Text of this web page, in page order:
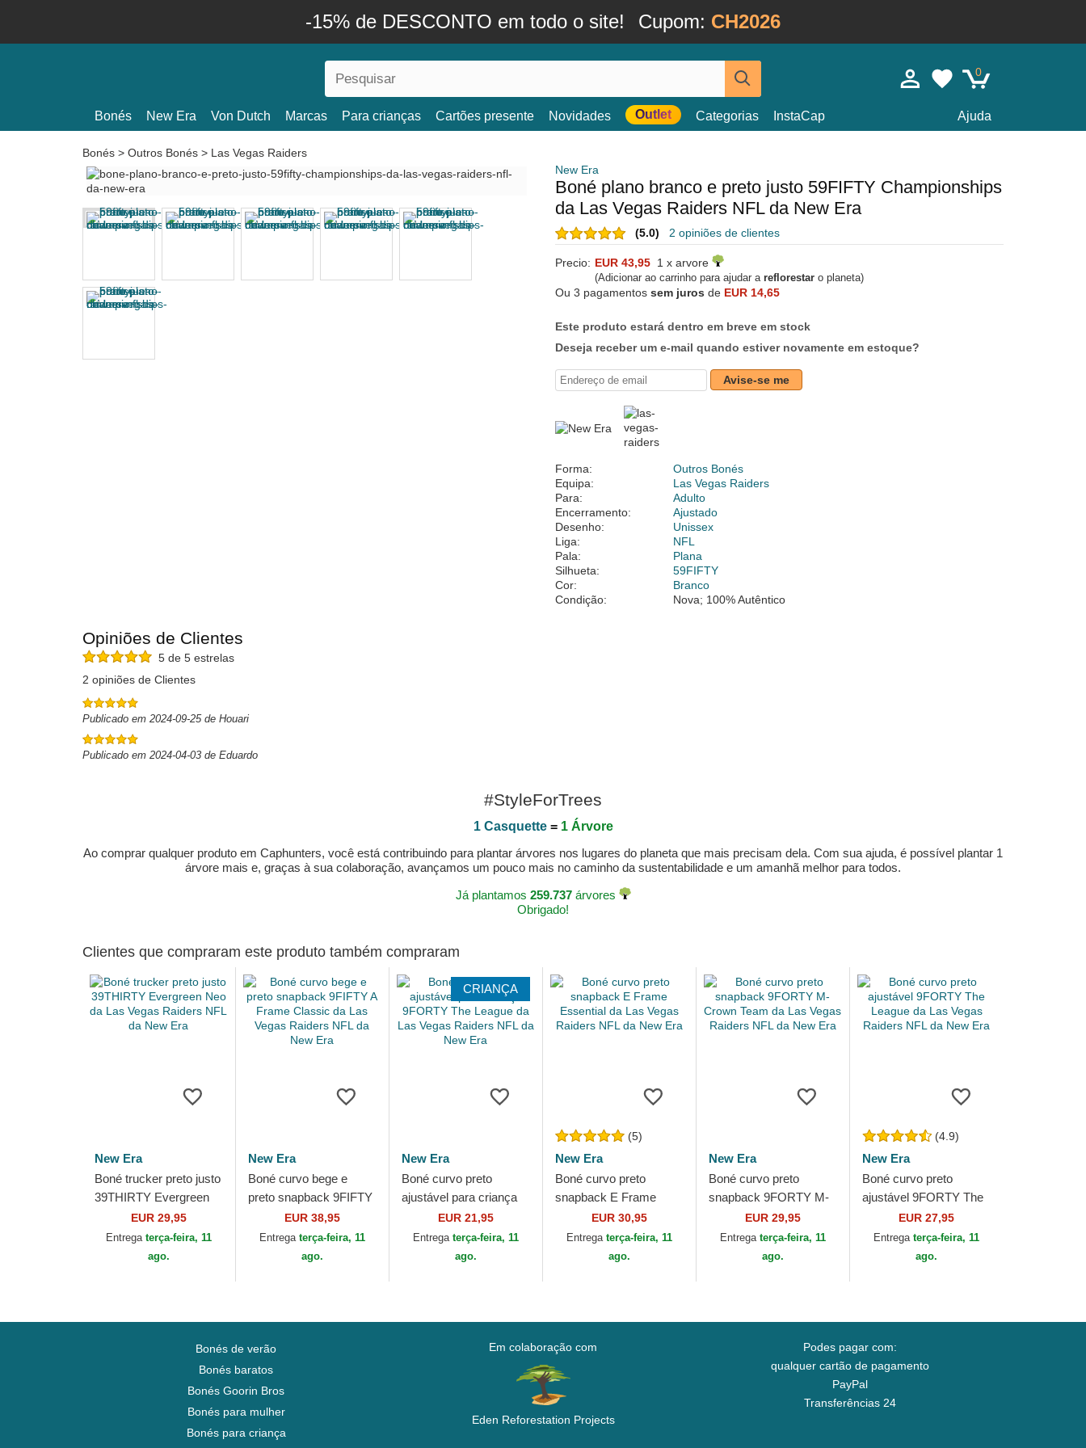
-15% de DESCONTO em todo o site! Cupom: CH2026
0
Bonés New Era Von Dutch Marcas Para crianças Cartões presente Novidades Outlet Categorias InstaCap Ajuda
Bonés > Outros Bonés > Las Vegas Raiders
New Era
Boné plano branco e preto justo 59FIFTY Championships
da Las Vegas Raiders NFL da New Era
(5.0) 2 opiniões de clientes
Precio: EUR 43,95 1 x arvore
(Adicionar ao carrinho para ajudar a reflorestar o planeta)
Ou 3 pagamentos sem juros de EUR 14,65
Este produto estará dentro em breve em stock
Deseja receber um e-mail quando estiver novamente em estoque?
Avise-se me
Forma:
Outros Bonés
Equipa:
Las Vegas Raiders
Para:
Adulto
Encerramento:
Ajustado
Desenho:
Unissex
Liga:
NFL
Pala:
Plana
Silhueta:
59FIFTY
Cor:
Branco
Condição:
Nova; 100% Autêntico
Opiniões de Clientes
5 de 5 estrelas
2 opiniões de Clientes
Publicado em 2024-09-25 de Houari
Publicado em 2024-04-03 de Eduardo
#StyleForTrees
1 Casquette= 1 Árvore
Ao comprar qualquer produto em Caphunters, você está contribuindo para plantar árvores nos lugares do planeta que mais precisam dela. Com sua ajuda, é possível plantar 1
árvore mais e, graças à sua colaboração, avançamos um pouco mais no caminho da sustentabilidade e um amanhã melhor para todos.
Já plantamos 259.737árvores
Obrigado!
Clientes que compraram este produto também compraram
New Era
Boné trucker preto justo
39THIRTY Evergreen
Neo da Las Vegas
Raiders NFL da New
EUR 29,95
Entrega terça-feira, 11
ago.
New Era
Boné curvo bege e
preto snapback 9FIFTY
A Frame Classic da Las
Vegas Raiders NFL da
EUR 38,95
Entrega terça-feira, 11
ago.
CRIANÇA
New Era
Boné curvo preto
ajustável para criança
9FORTY The League
da Las Vegas Raiders
NFL da New Era
EUR 21,95
Entrega terça-feira, 11
ago.
(5)
New Era
Boné curvo preto
snapback E Frame
Essential da Las Vegas
Raiders NFL da New
EUR 30,95
Entrega terça-feira, 11
ago.
New Era
Boné curvo preto
snapback 9FORTY M-
Crown Team da Las
Vegas Raiders NFL da
EUR 29,95
Entrega terça-feira, 11
ago.
(4.9)
New Era
Boné curvo preto
ajustável 9FORTY The
League da Las Vegas
Raiders NFL da New
EUR 27,95
Entregaterça-feira, 11
ago.
Bonés de verão
Bonés baratos
Bonés Goorin Bros
Bonés para mulher
Bonés para criança
Em colaboração com
Eden Reforestation Projects
Podes pagar com:
qualquer cartão de pagamento
PayPal
Transferências 24